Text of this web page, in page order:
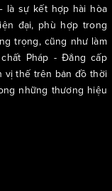
là sự kết hợp hài hòa
đại, phù hợp trong
trọng, cũng như làm
Pháp - Đẳng cấp
vị thế trên bản đồ thời
những thương hiệu